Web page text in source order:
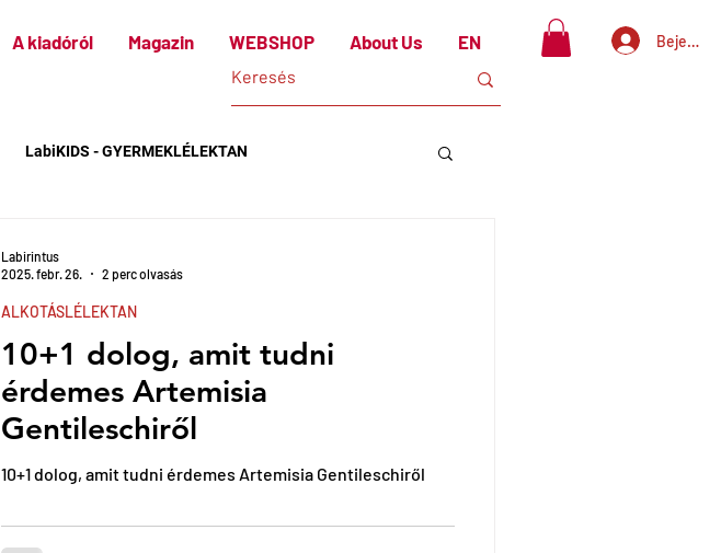
A kiadóról Magazin WEBSHOP About Us EN
LabiKIDS - GYERMEKLÉLEKTAN
10+1 dolog, amit tudni
érdemes Artemisia
Gentileschiről
10+1 dolog, amit tudni érdemes Artemisia Gentileschiről
ALKOTÁSLÉLEKTAN
Labirintus
2025. febr. 26.
2 perc olvasás